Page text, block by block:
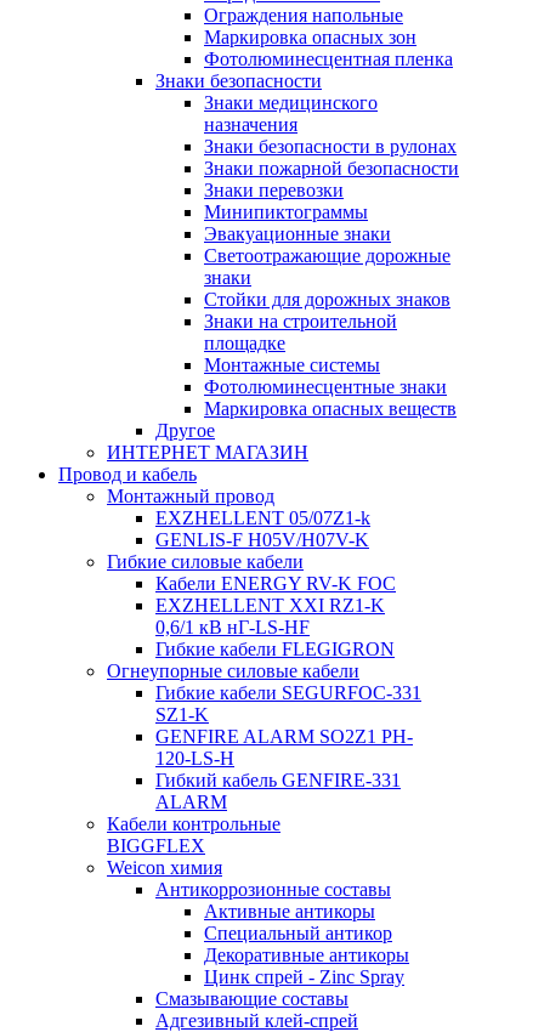
Ограждения напольные
Маркировка опасных зон
Фотолюминесцентная пленка
Знаки безопасности
Знаки медицинского
назначения
Знаки безопасности в рулонах
Знаки пожарной безопасности
Знаки перевозки
Минипиктограммы
Эвакуационные знаки
Светоотражающие дорожные
знаки
Стойки для дорожных знаков
Знаки на строительной
площадке
Монтажные системы
Фотолюминесцентные знаки
Маркировка опасных веществ
Другое
ИНТЕРНЕТ МАГАЗИН
Провод и кабель
Монтажный провод
EXZHELLENT 05/07Z1-k
GENLIS-F Н05V/H07V-K
Гибкие силовые кабели
Кабели ENERGY RV-K FOC
EXZHELLENT XXI RZ1-K
0,6/1 кВ нГ-LS-HF
Гибкие кабели FLEGIGRON
Огнеупорные силовые кабели
Гибкие кабели SEGURFOC-331
SZ1-K
GENFIRE ALARM SO2Z1 PH-
120-LS-H
Гибкий кабель GENFIRE-331
ALARM
Кабели контрольные
BIGGFLEX
Weicon химия
Антикоррозионные составы
Активные антикоры
Специальный антикор
Декоративные антикоры
Цинк спрей - Zinc Spray
Смазывающие составы
Адгезивный клей-спрей